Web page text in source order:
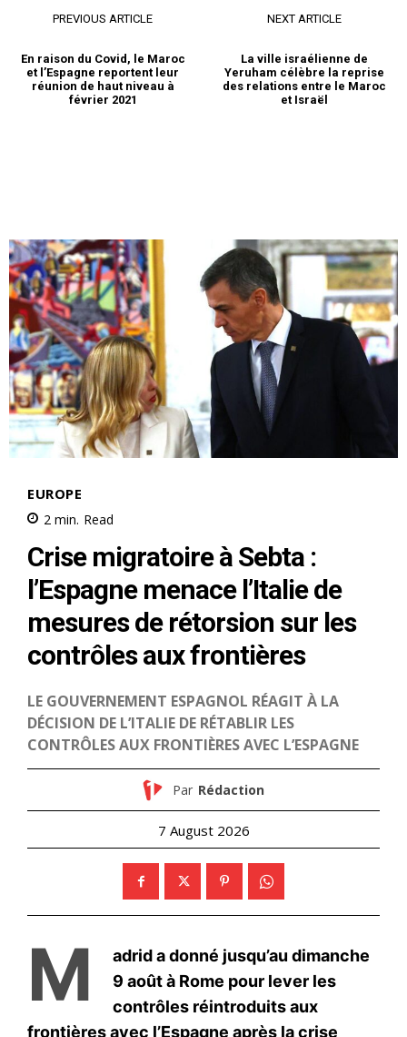
le1.ma
l'intelligence de
l'information
Insight Publications
À propos
Nous contacter
PREVIOUS ARTICLE
En raison du Covid, le Maroc
et l’Espagne reportent leur
réunion de haut niveau à
février 2021
NEXT ARTICLE
La ville israélienne de
Yeruham célèbre la reprise
des relations entre le Maroc
et Israël